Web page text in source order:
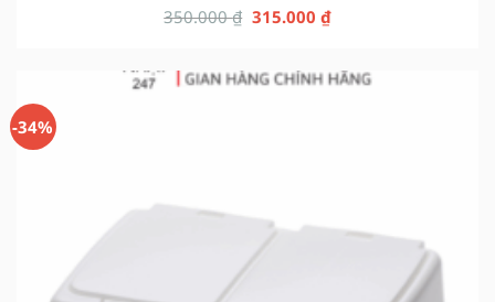
350.000₫ Giá
là:
315.000 ₫Giá
tại
-34%